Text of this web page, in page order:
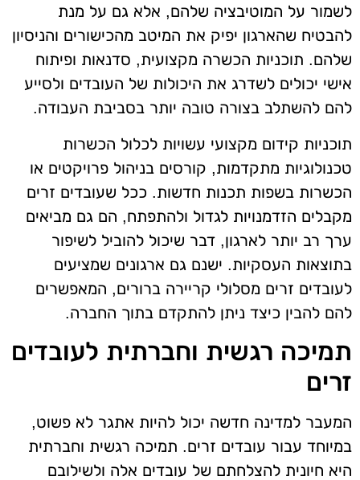
לשמור על המוטיבציה שלהם, אלא גם על מנת
להבטיח שהארגון יפיק את המיטב מהכישורים והניסיון
שלהם. תוכניות הכשרה מקצועית, סדנאות ופיתוח
אישי יכולים לשדרג את היכולות של העובדים ולסייע
להם להשתלב בצורה טובה יותר בסביבת העבודה.
תוכניות קידום מקצועי עשויות לכלול הכשרות
טכנולוגיות מתקדמות, קורסים בניהול פרויקטים או
הכשרות בשפות תכנות חדשות. ככל שעובדים זרים
מקבלים הזדמנויות לגדול ולהתפתח, הם גם מביאים
ערך רב יותר לארגון, דבר שיכול להוביל לשיפור
בתוצאות העסקיות. ישנם גם ארגונים שמציעים
לעובדים זרים מסלולי קריירה ברורים, המאפשרים
להם להבין כיצד ניתן להתקדם בתוך החברה.
תמיכה רגשית וחברתית לעובדים
זרים
המעבר למדינה חדשה יכול להיות אתגר לא פשוט,
במיוחד עבור עובדים זרים. תמיכה רגשית וחברתית
היא חיונית להצלחתם של עובדים אלה ולשילובם